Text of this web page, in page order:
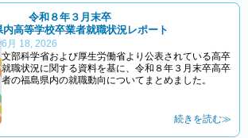
令和８年３月末卒
内高等学校卒業者就職状況レポート
6月 18, 2026
文部科学省および厚生労働省より公表されている高卒
就職状況に関する資料を基に、令和８年３月末卒高卒
者の福島県内の就職動向についてまとめました。
続きを読む≫